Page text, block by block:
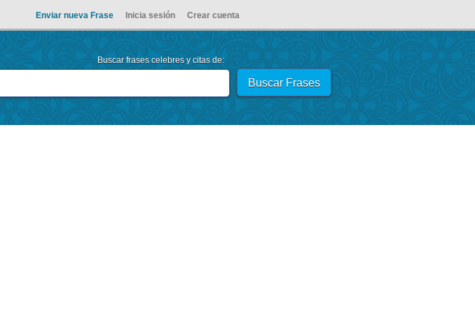
Enviar nueva Frase Inicia sesión Crear cuenta
Buscar frases celebres y citas de: